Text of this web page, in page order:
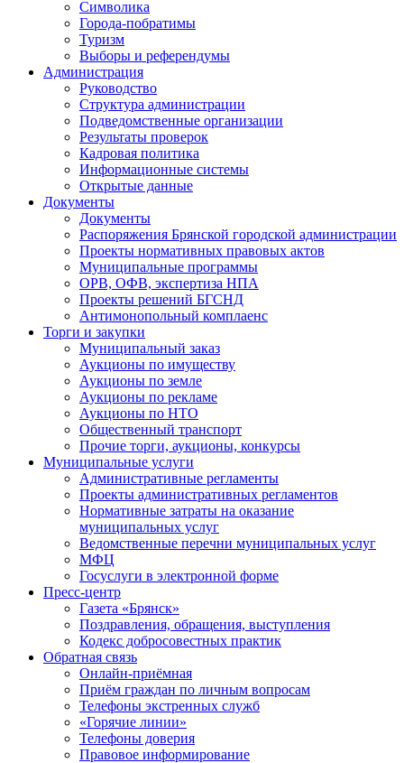
Символика
Города-побратимы
Туризм
Выборы и референдумы
Администрация
Руководство
Структура администрации
Подведомственные организации
Результаты проверок
Кадровая политика
Информационные системы
Открытые данные
Документы
Документы
Распоряжения Брянской городской администрации
Проекты нормативных правовых актов
Муниципальные программы
ОРВ, ОФВ, экспертиза НПА
Проекты решений БГСНД
Антимонопольный комплаенс
Торги и закупки
Муниципальный заказ
Аукционы по имуществу
Аукционы по земле
Аукционы по рекламе
Аукционы по НТО
Общественный транспорт
Прочие торги, аукционы, конкурсы
Муниципальные услуги
Административные регламенты
Проекты административных регламентов
Нормативные затраты на оказание
муниципальных услуг
Ведомственные перечни муниципальных услуг
МФЦ
Госуслуги в электронной форме
Пресс-центр
Газета «Брянск»
Поздравления, обращения, выступления
Кодекс добросовестных практик
Обратная связь
Онлайн-приёмная
Приём граждан по личным вопросам
Телефоны экстренных служб
«Горячие линии»
Телефоны доверия
Правовое информирование